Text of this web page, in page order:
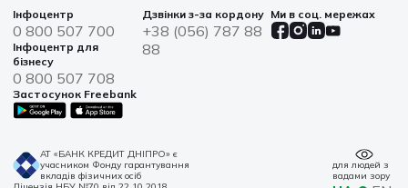
Іпотека
Страхування
Овердрафт
Агробізнес
Цінні папери
Банківські сейфи
Військові облігації
Центри обслуговування
Новини
Фінансова звітність
Сталий розвиток
Інформація для акціонерів та стейкхолдерів
Інфоцентр
0 800 507 700
Інфоцентр для
бізнесу
0 800 507 708
Дзвінки з-за кордону
+38 (056) 787 88
88
Ми в соц. мережах
Застосунок Freebank
АТ «БАНК КРЕДИТ ДНІПРО» є
учасником Фонду гарантування
вкладів фізичних осіб
для людей з
вадами зору